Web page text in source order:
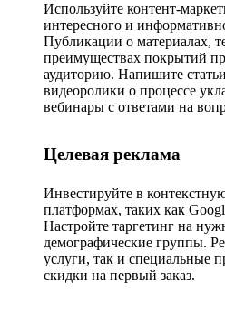
Используйте контент-
интересного и
Публикации о материалах,
преимуществах покрытий
аудиторию. Напишите
видеоролики о процессе
вебинары с ответами на
Целевая реклама
Инвестируйте в
платформах, таких как
Настройте таргетинг на
демографические группы.
услуги, так и специальные
скидки на первый заказ.